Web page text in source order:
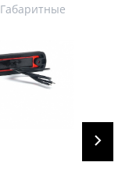
Габаритные